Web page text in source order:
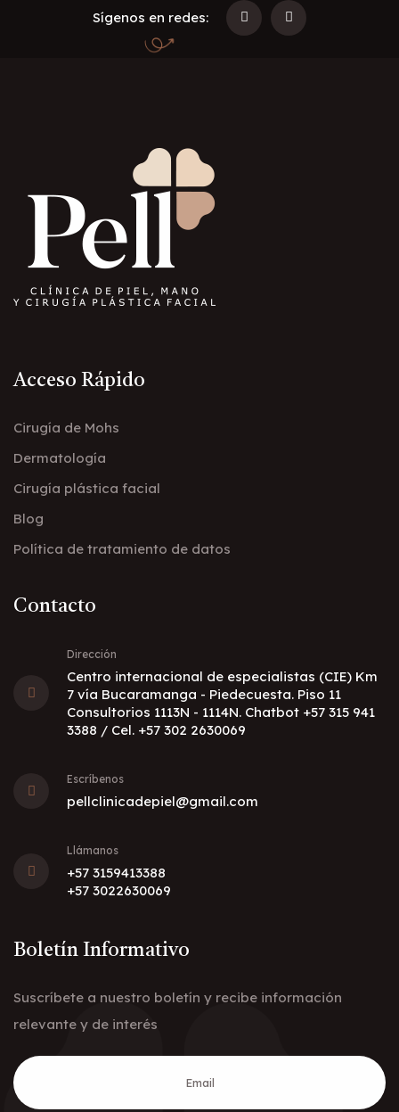
Sígenos en redes:
Acceso Rápido
Cirugía de Mohs
Dermatología
Cirugía plástica facial
Blog
Política de tratamiento de datos
Contacto
Dirección
Centro internacional de especialistas (CIE) Km
7 vía Bucaramanga - Piedecuesta. Piso 11
Consultorios 1113N - 1114N. Chatbot +57 315 941
3388 / Cel. +57 302 2630069
Escríbenos
pellclinicadepiel@gmail.com
Llámanos
+57 3159413388
+57 3022630069
Boletín Informativo
Suscríbete a nuestro boletín y recibe información
relevante y de interés